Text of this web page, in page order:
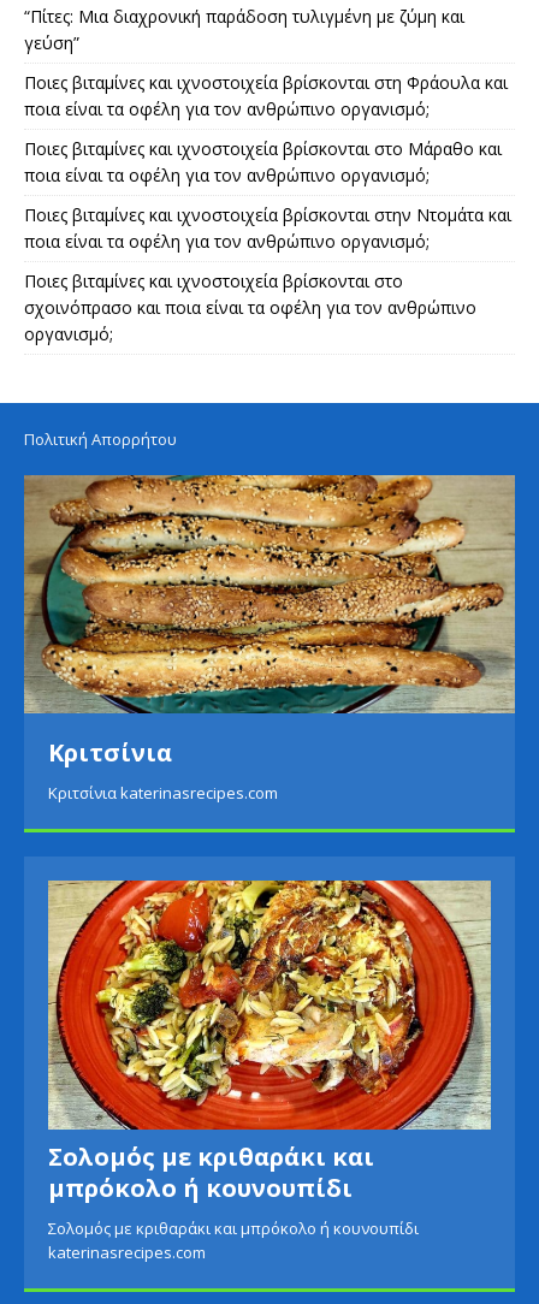
“Πίτες: Μια διαχρονική παράδοση τυλιγμένη με ζύμη και
γεύση”
Ποιες βιταμίνες και ιχνοστοιχεία βρίσκονται στη Φράουλα και
ποια είναι τα οφέλη για τον ανθρώπινο οργανισμό;
Ποιες βιταμίνες και ιχνοστοιχεία βρίσκονται στο Μάραθο και
ποια είναι τα οφέλη για τον ανθρώπινο οργανισμό;
Ποιες βιταμίνες και ιχνοστοιχεία βρίσκονται στην Ντομάτα και
ποια είναι τα οφέλη για τον ανθρώπινο οργανισμό;
Ποιες βιταμίνες και ιχνοστοιχεία βρίσκονται στο
σχοινόπρασο και ποια είναι τα οφέλη για τον ανθρώπινο
οργανισμό;
Πολιτική Απορρήτου
Κριτσίνια
Κριτσίνια katerinasrecipes.com
Σολομός με κριθαράκι και
μπρόκολο ή κουνουπίδι
Σολομός με κριθαράκι και μπρόκολο ή κουνουπίδι
katerinasrecipes.com